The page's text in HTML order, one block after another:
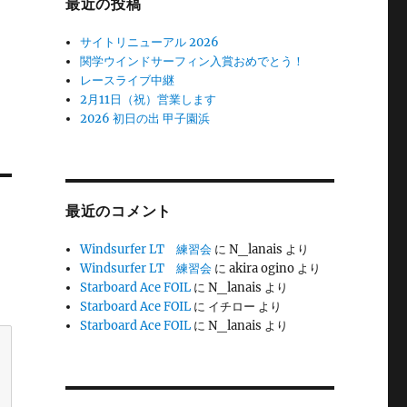
最近の投稿
サイトリニューアル 2026
関学ウインドサーフィン入賞おめでとう！
レースライブ中継
2月11日（祝）営業します
2026 初日の出 甲子園浜
最近のコメント
Windsurfer LT 練習会 にN_lanais より
Windsurfer LT 練習会 にakira ogino より
Starboard Ace FOIL にN_lanais より
Starboard Ace FOIL に イチロー より
Starboard Ace FOIL にN_lanais より